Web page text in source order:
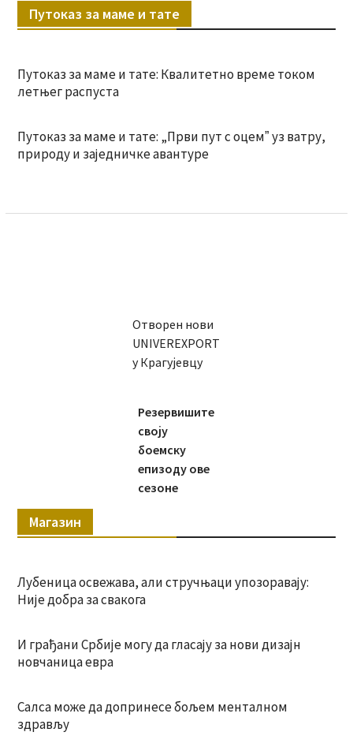
Путоказ за маме и тате
Путоказ за маме и тате: Квалитетно време током
летњег распуста
Путоказ за маме и тате: „Први пут с оцемˮ уз ватру,
природу и заједничке авантуре
Отворен нови
UNIVEREXPORT
у Крагујевцу
Резервишите
своју
боемску
епизоду ове
сезоне
Магазин
Лубеница освежава, али стручњаци упозоравају:
Није добра за свакога
И грађани Србије могу да гласају за нови дизајн
новчаница евра
Салса може да допринесе бољем менталном
здрављу